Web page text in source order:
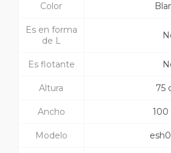
Color
Es en forma
de L
Es flotante
Altura 75
Ancho 100
Modelo